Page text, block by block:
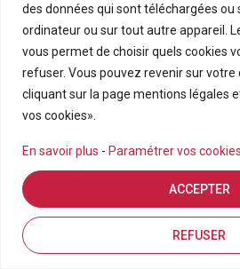
des données qui sont téléchargées ou
ordinateur ou sur tout autre appareil.
vous permet de choisir quels cookies
refuser. Vous pouvez revenir sur
cliquant sur la page mentions légales
vos cookies».
En savoir plus - Paramétrer vos cookies
REFUSER
ACCEPTER
190 000€
Appartement T3 En Rez-De-
BRAS PANON
3 69.21